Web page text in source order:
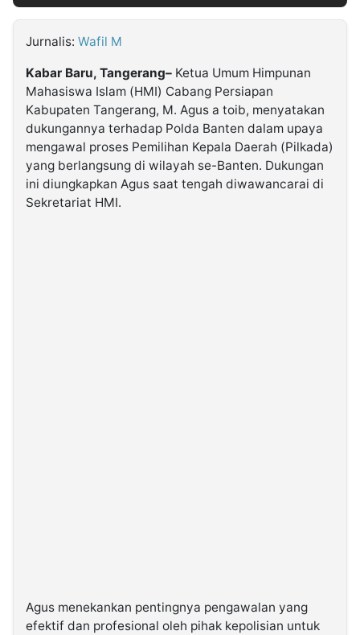
Kabarbaru.co
2026
Kabarbaru
Media
Holding
Jurnalis: Wafil M
Kabar Baru, Tangerang– Ketua Umum Himpunan
Mahasiswa Islam (HMI) Cabang Persiapan
Kabupaten Tangerang, M. Agus a toib, menyatakan
dukungannya terhadap Polda Banten dalam upaya
mengawal proses Pemilihan Kepala Daerah (Pilkada)
yang berlangsung di wilayah se-Banten. Dukungan
ini diungkapkan Agus saat tengah diwawancarai di
Sekretariat HMI.
Agus menekankan pentingnya pengawalan yang
efektif dan profesional oleh pihak kepolisian untuk